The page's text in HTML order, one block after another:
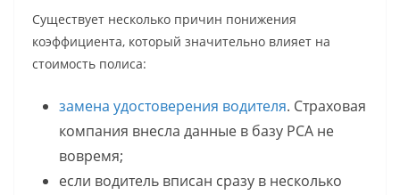
Существует несколько причин понижения
коэффициента, который значительно влияет на
стоимость полиса:
замена удостоверения водителя. Страховая
компания внесла данные в базу РСА не
вовремя;
если водитель вписан сразу в несколько